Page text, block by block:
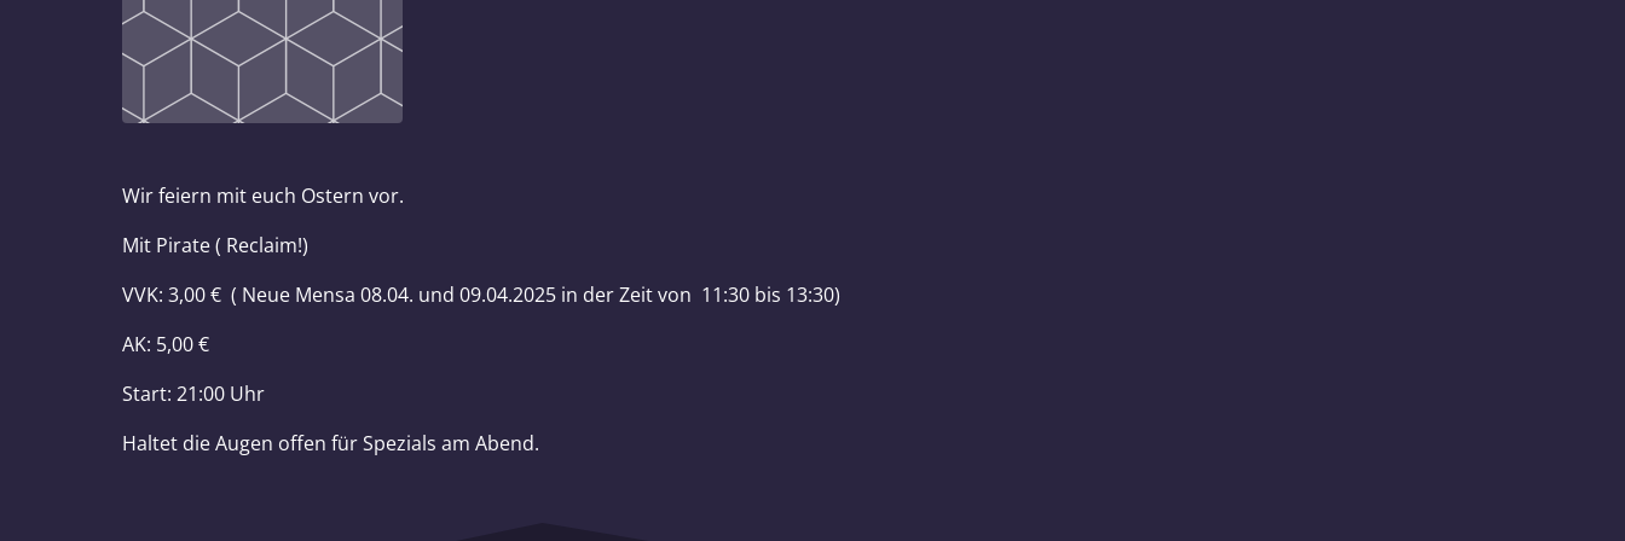
Wir feiern mit euch Ostern vor.
Mit Pirate ( Reclaim!)
VVK: 3,00 € ( Neue Mensa 08.04. und 09.04.2025 in der Zeit von 11:30 bis 13:30)
AK: 5,00 €
Start: 21:00 Uhr
Haltet die Augen offen für Spezials am Abend.